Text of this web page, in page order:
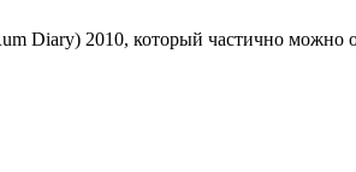
Diary) 2010, который частично можно